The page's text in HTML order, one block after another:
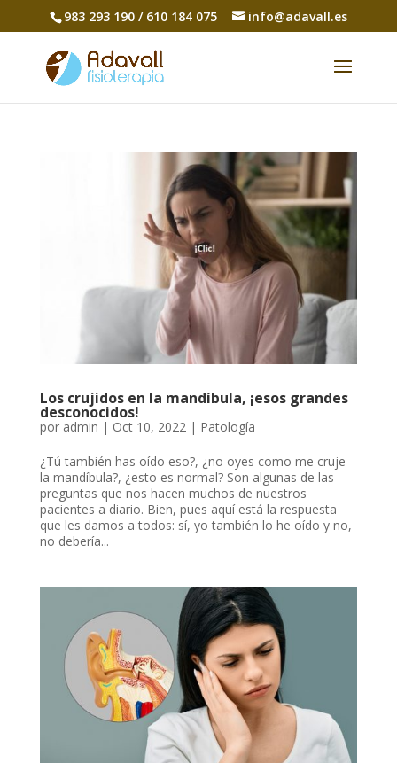
983 293 190 / 610 184 075 info@adavall.es
Los crujidos en la mandíbula, ¡esos grandes
desconocidos!
por admin | Oct 10, 2022| Patología
¿Tú también has oído eso?, ¿no oyes como me cruje
la mandíbula?, ¿esto es normal? Son algunas de las
preguntas que nos hacen muchos de nuestros
pacientes a diario. Bien, pues aquí está la respuesta
que les damos a todos: sí, yo también lo he oído y no,
no debería...